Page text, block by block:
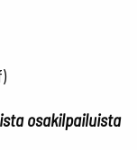
osakilpailuista